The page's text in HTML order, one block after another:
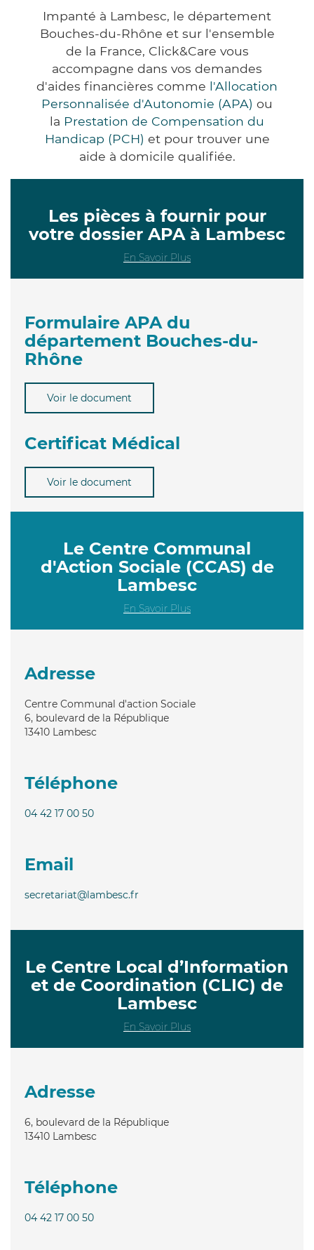
Impanté à Lambesc, le département
Bouches-du-Rhône et sur l'ensemble
de la France, Click&Care vous
accompagne dans vos demandes
d'aides financières comme l'Allocation
Personnalisée d'Autonomie (APA) ou
la Prestation de Compensation du
Handicap (PCH) et pour trouver une
aide à domicile qualifiée.
Les pièces à fournir pour
votre dossier APA à Lambesc
En Savoir Plus
Formulaire APA du
département Bouches-du-
Rhône
Voir le document
Certificat Médical
Voir le document
Le Centre Communal
d'Action Sociale (CCAS) de
Lambesc
En Savoir Plus
Adresse
Centre Communal d'action Sociale
6, boulevard de la République
13410 Lambesc
Téléphone
04 42 17 00 50
Email
secretariat@lambesc.fr
Le Centre Local d’Information
et de Coordination (CLIC) de
Lambesc
En Savoir Plus
Adresse
6, boulevard de la République
13410 Lambesc
Téléphone
04 42 17 00 50